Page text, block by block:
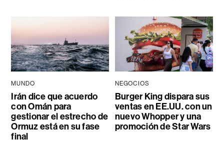
MUNDO
Irán dice que acuerdo
con Omán para
gestionar el estrecho de
Ormuz está en su fase
final
NEGOCIOS
Burger King dispara sus
ventas en EE.UU. con un
nuevo Whopper y una
promoción de Star Wars